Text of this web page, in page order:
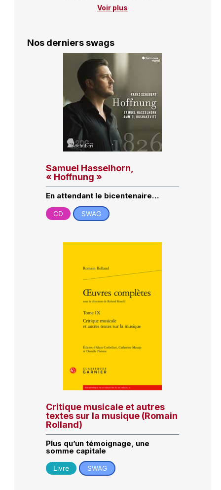
Voir plus
Nos derniers swags
Samuel Hasselhorn,
« Hoffnung »
En attendant le bicentenaire…
CD SWAG
Critique musicale et autres
textes sur la musique (Romain
Rolland)
Plus qu’un témoignage, une
somme capitale
Livre SWAG